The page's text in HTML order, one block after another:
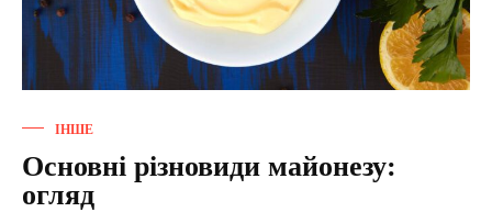
ІНШЕ
Основні різновиди майонезу:
огляд